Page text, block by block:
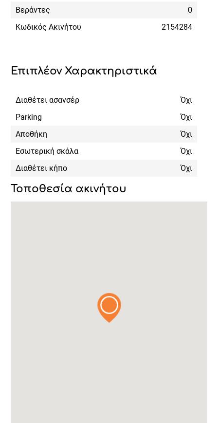
Βεράντες
0
Κωδικός Ακινήτου
2154284
Επιπλέον Χαρακτηριστικά
Διαθέτει ασανσέρ
Όχι
Parking
Όχι
Αποθήκη
Όχι
Εσωτερική σκάλα
Όχι
Διαθέτει κήπο
Όχι
Τοποθεσία ακινήτου